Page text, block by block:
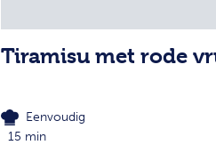
Tiramisu met rode
Eenvoudig
15 min